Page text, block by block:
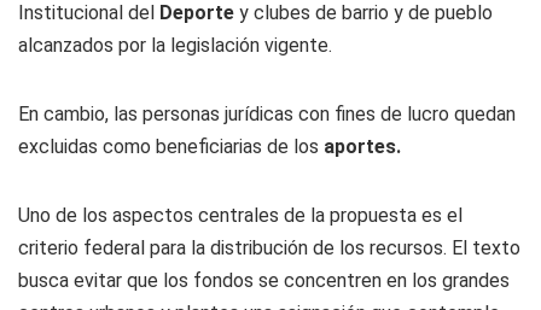
Institucional del Deporte y clubes de barrio y de pueblo
alcanzados por la legislación vigente.
En cambio, las personas jurídicas con fines de lucro quedan
excluidas como beneficiarias de los aportes.
Uno de los aspectos centrales de la propuesta es el
criterio federal para la distribución de los recursos. El texto
busca evitar que los fondos se concentren en los grandes